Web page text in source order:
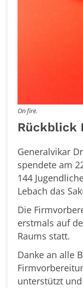
On fire.
Rückblick
Generalvikar
spendete am
144
Lebach das
Die
erstmals auf
Raums statt.
Danke an alle
unterstützt